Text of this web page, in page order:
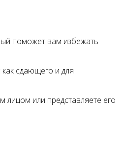
поможет вам избежать
сдающего и для
лицом или представляете его